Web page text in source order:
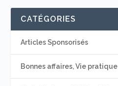
CATÉGORIES
Articles Sponsorisés
Bonnes affaires, Vie pratique